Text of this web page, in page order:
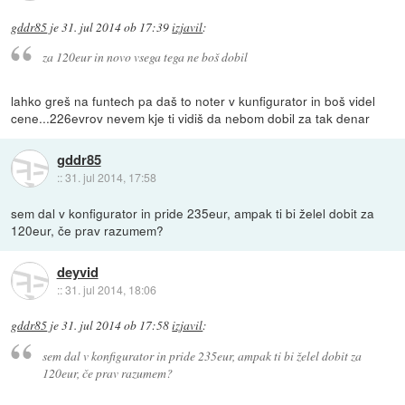
gddr85 je31. jul 2014 ob 17:39izjavil:
za 120eur in novo vsega tega ne boš dobil
lahko greš na funtech pa daš to noter v kunfigurator in boš videl
cene...226evrov nevem kje ti vidiš da nebom dobil za tak denar
gddr85
::31. jul 2014, 17:58
sem dal v konfigurator in pride 235eur, ampak ti bi želel dobit za
120eur, če prav razumem?
deyvid
::31. jul 2014, 18:06
gddr85 je31. jul 2014 ob 17:58izjavil:
sem dal v konfigurator in pride 235eur, ampak ti bi želel dobit za
120eur, če prav razumem?